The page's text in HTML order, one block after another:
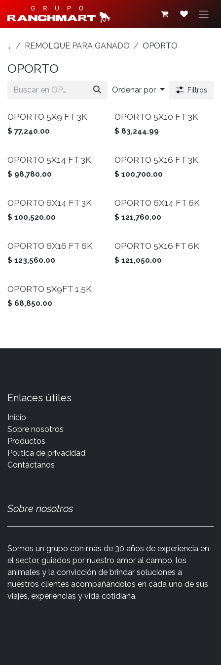
Ir al contenido
... REMOLQUE PARA GANADO OPORTO
OPORTO
Ordenar por Filtros
OPORTO 5X9 FT 3K
$ 77,240.00
OPORTO 5X10 FT 3K
$ 83,244.99
OPORTO 5X14 FT 3K
$ 98,780.00
OPORTO 5X16 FT 3K
$ 100,700.00
OPORTO 6X14 FT 3K
$ 100,520.00
OPORTO 6X14 FT 6K
$ 121,760.00
OPORTO 6X16 FT 6K
$ 123,560.00
OPORTO 5X16 FT 6K
$ 121,050.00
OPORTO 5X9FT 1,5K
$ 68,850.00
Enlaces útiles
Inicio
Sobre nosotros
Productos
Política de privacidad
Contáctanos
Sobre nosotros
Somos un grupo con más de 30 años de experiencia en
el sector, guiados por nuestro amor al campo, los
animales y la convicción de brindar soluciones a
nuestros clientes acompañándolos en cada uno de sus
viajes, experiencias y vida cotidiana.